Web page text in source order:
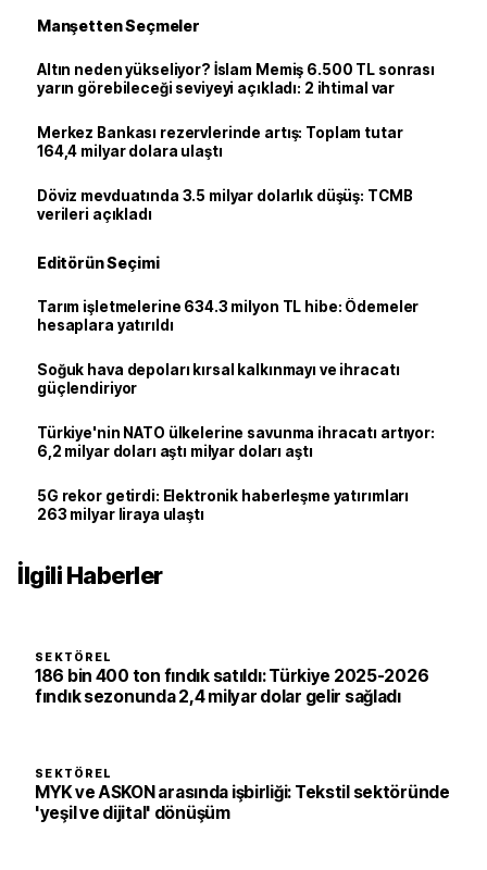
Manşetten Seçmeler
Altın neden yükseliyor? İslam Memiş 6.500 TL sonrası
yarın görebileceği seviyeyi açıkladı: 2 ihtimal var
Merkez Bankası rezervlerinde artış: Toplam tutar
164,4 milyar dolara ulaştı
Döviz mevduatında 3.5 milyar dolarlık düşüş: TCMB
verileri açıkladı
Editörün Seçimi
Tarım işletmelerine 634.3 milyon TL hibe: Ödemeler
hesaplara yatırıldı
Soğuk hava depoları kırsal kalkınmayı ve ihracatı
güçlendiriyor
Türkiye'nin NATO ülkelerine savunma ihracatı artıyor:
6,2 milyar doları aştı milyar doları aştı
5G rekor getirdi: Elektronik haberleşme yatırımları
263 milyar liraya ulaştı
İlgili Haberler
SEKTÖREL
186 bin 400 ton fındık satıldı: Türkiye 2025-2026
fındık sezonunda 2,4 milyar dolar gelir sağladı
SEKTÖREL
MYK ve ASKON arasında işbirliği: Tekstil sektöründe
'yeşil ve dijital' dönüşüm